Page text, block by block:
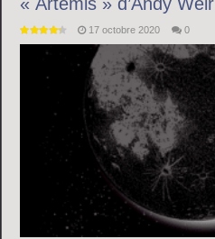
17 octobre 2020 0